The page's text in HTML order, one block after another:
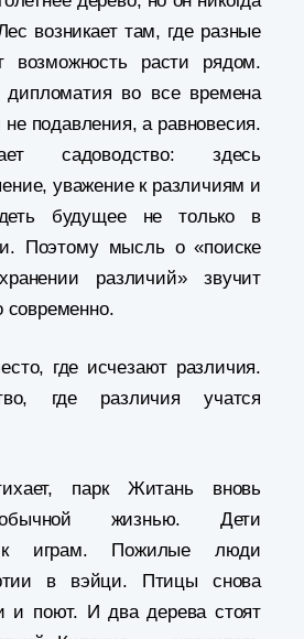
возникает там, где разные
возможность расти рядом.
во все времена
подавления, а равновесия.
садоводство: здесь
уважение к различиям и
будущее не только в
Поэтому мысль о «поиске
различий» звучит
современно.
где исчезают различия.
где различия учатся
парк Житань вновь
обычной жизнью. Дети
к играм. Пожилые люди
в вэйци. Птицы снова
и поют. И два дерева стоят